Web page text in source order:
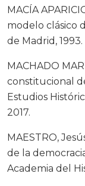
MACÍA
modelo clásico
de Madrid, 1993.
MACHADO
constitucional
Estudios
2017.
MAESTRO,
de la
Academia del